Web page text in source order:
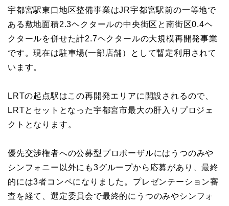
宇都宮駅東口地区整備事業はJR宇都宮駅前の一等地で
ある敷地面積2.3ヘクタールの中央街区と南街区0.4ヘ
クタールを併せた計2.7ヘクタールの大規模再開発事業
です。現在は駐車場(一部店舗）として暫定利用されて
います。
LRTの起点駅はこの再開発エリアに開設されるので、
LRTとセットとなった宇都宮市最大の肝入りプロジェ
クトとなります。
優先交渉権者への公募型プロポーザルにはうつのみや
シンフォニー以外にも3グループから応募があり、最終
的には3者コンペになりました。プレゼンテーション審
査を経て、選定委員会で最終的にうつのみやシンフォ